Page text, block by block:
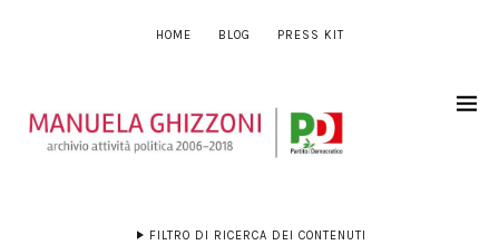
HOME BLOG PRESS KIT
FILTRO DI RICERCA DEI CONTENUTI